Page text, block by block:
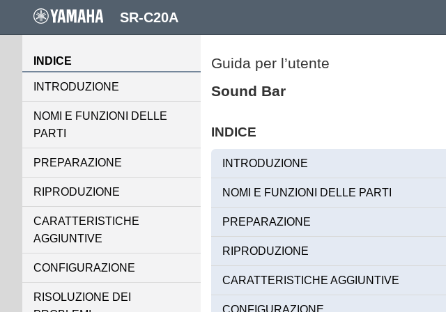
INDICE
INTRODUZIONE
NOMI E FUNZIONI DELLE
PARTI
PREPARAZIONE
RIPRODUZIONE
CARATTERISTICHE
AGGIUNTIVE
CONFIGURAZIONE
RISOLUZIONE DEI
Guida per l’utente
Sound Bar
INDICE
INTRODUZIONE
NOMI E FUNZIONI DELLE PARTI
PREPARAZIONE
RIPRODUZIONE
CARATTERISTICHE AGGIUNTIVE
CONFIGURAZIONE
SR-C20A